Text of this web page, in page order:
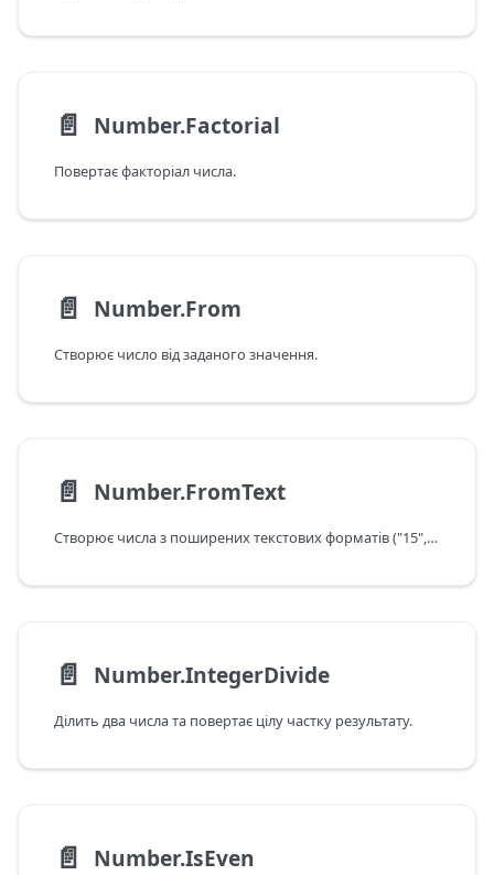
📄️ Number.Factorial
Повертає факторіал числа.
📄️ Number.From
Створює число від заданого значення.
📄️ Number.FromText
Створює числа з поширених текстових форматів ("15", "3 423,10", "5,0E-10").
📄️ Number.IntegerDivide
Ділить два числа та повертає цілу частку результату.
📄️ Number.IsEven